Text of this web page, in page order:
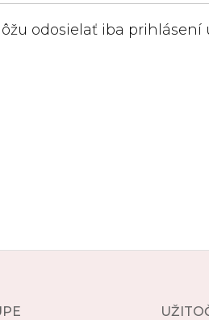
odosielať iba prihlásení